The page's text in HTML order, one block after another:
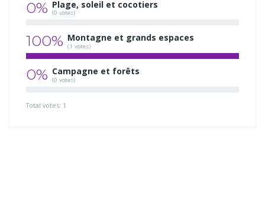
0% Plage, soleil et cocotiers
(0 votes)
100% Montagne et grands espaces
(1 votes)
0% Campagne et forêts
(0 votes)
Total votes: 1